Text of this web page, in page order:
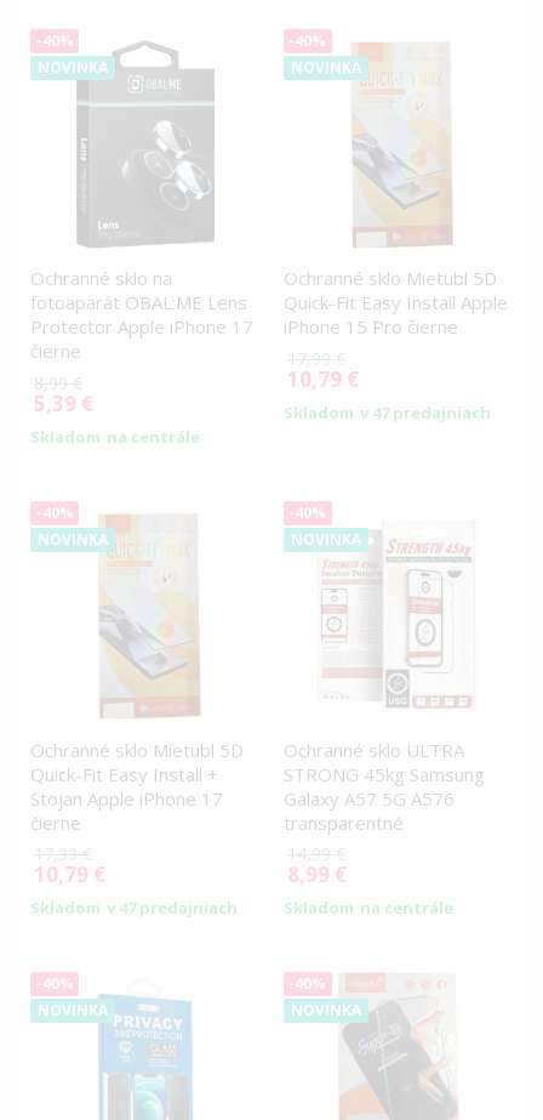
-40%
NOVINKA
Ochranné sklo na
fotoaparát OBAL:ME Lens
Protector Apple iPhone 17
čierne
8,99 €
Special
5,39 €
Skladom na centrále
-40%
NOVINKA
Ochranné sklo Mietubl 5D
Quick-Fit Easy Install Apple
iPhone 15 Pro čierne
17,99 €
Special
10,79 €
Skladom v 47 predajniach
-40%
NOVINKA
Ochranné sklo Mietubl 5D
Quick-Fit Easy Install +
Stojan Apple iPhone 17
čierne
17,99 €
Special
Price
10,79 €
Skladom v 47 predajniach
-40%
NOVINKA
Ochranné sklo ULTRA
STRONG 45kg Samsung
Galaxy A57 5G A576
transparentné
14,99 €
Special
Price
8,99 €
Skladom na centrále
-40%
NOVINKA
-40%
NOVINKA